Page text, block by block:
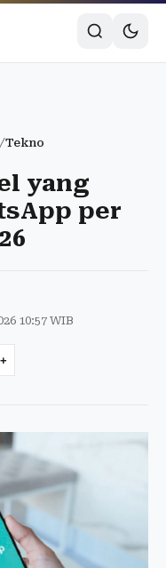
/Tekno
yang
per
10:57 WIB